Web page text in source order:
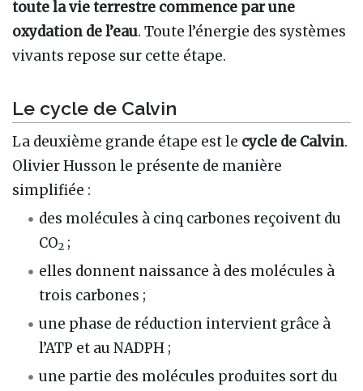
toute la vie terrestre commence par une
oxydation de l’eau. Toute l’énergie des systèmes
vivants repose sur cette étape.
Le cycle de Calvin
La deuxième grande étape est le cycle de Calvin.
Olivier Husson le présente de manière
simplifiée :
des molécules à cinq carbones reçoivent du
CO2 ;
elles donnent naissance à des molécules à
trois carbones ;
une phase de réduction intervient grâce à
l’ATP et au NADPH ;
une partie des molécules produites sort du